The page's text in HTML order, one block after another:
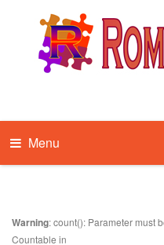
Menu
Warning: count(): Parameter must
Countable in